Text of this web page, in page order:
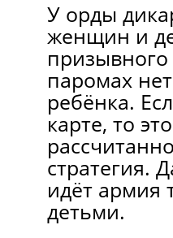
У орды
женщин и
паромах
ребёнка.
карте, то
стратегия.
идёт армия
детьми.